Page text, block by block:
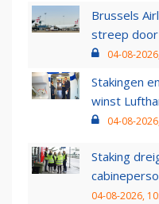
Brussels
streep
04-08-
Stakingen
winst
04-08-
Staking
04-08-2026,